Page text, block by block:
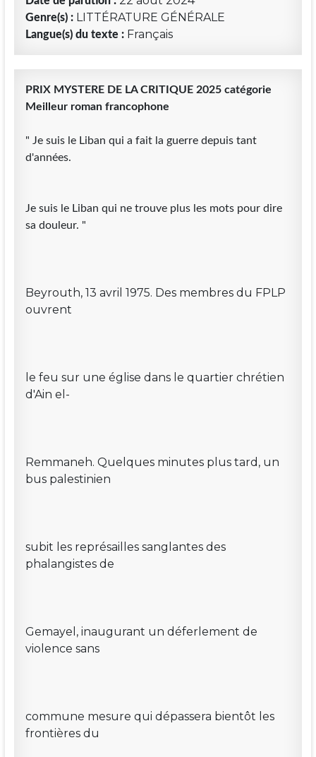
Genre(s) : LITTÉRATURE GÉNÉRALE
Langue(s) du texte : Français
PRIX MYSTERE DE LA CRITIQUE 2025 catégorie
Meilleur roman francophone
" Je suis le Liban qui a fait la guerre depuis tant
d'années.
Je suis le Liban qui ne trouve plus les mots pour dire
sa douleur. "
Beyrouth, 13 avril 1975. Des membres du FPLP
ouvrent
le feu sur une église dans le quartier chrétien
d'Ain el-
Remmaneh. Quelques minutes plus tard, un
bus palestinien
subit les représailles sanglantes des
phalangistes de
Gemayel, inaugurant un déferlement de
violence sans
commune mesure qui dépassera bientôt les
frontières du